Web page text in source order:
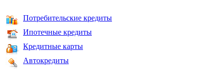
Потребительские кредиты
Ипотечные кредиты
Кредитные карты
Автокредиты